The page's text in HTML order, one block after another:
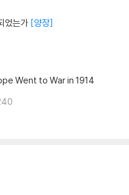
었는가 양장
Went to War in 1914